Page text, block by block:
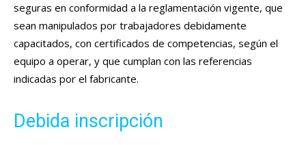
seguras en conformidad a la reglamentación vigente, que
sean manipulados por trabajadores debidamente
capacitados, con certificados de competencias, según el
equipo a operar, y que cumplan con las referencias
indicadas por el fabricante.
Debida inscripción